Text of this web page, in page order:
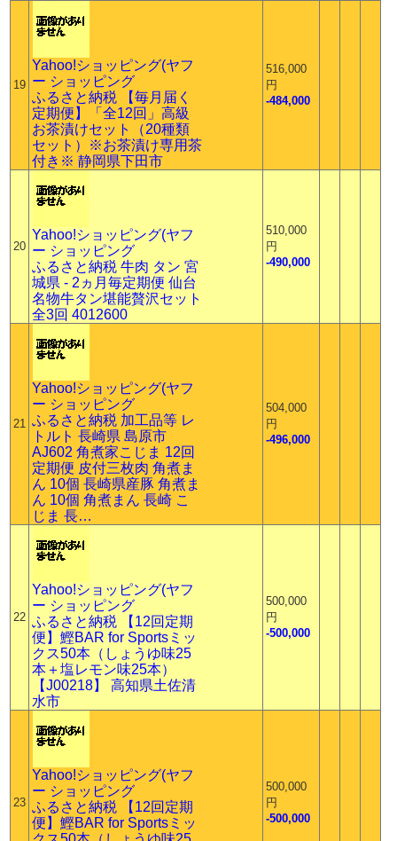
19
Yahoo!ショッピング(ヤフ
ー ショッピング
ふるさと納税 【毎月届く
定期便】「全12回」高級
お茶漬けセット（20種類
セット）※お茶漬け専用茶
付き※ 静岡県下田市
516,000
円
-484,000
20
Yahoo!ショッピング(ヤフ
ー ショッピング
ふるさと納税 牛肉 タン 宮
城県 - 2ヵ月毎定期便 仙台
名物牛タン堪能贅沢セット
全3回 4012600
510,000
円
-490,000
21
Yahoo!ショッピング(ヤフ
ー ショッピング
ふるさと納税 加工品等 レ
トルト 長崎県 島原市
AJ602 角煮家こじま 12回
定期便 皮付三枚肉 角煮ま
ん 10個 長崎県産豚 角煮ま
ん 10個 角煮まん 長崎 こ
じま 長…
504,000
円
-496,000
22
Yahoo!ショッピング(ヤフ
ー ショッピング
ふるさと納税 【12回定期
便】鰹BAR for Sportsミッ
クス50本（しょうゆ味25
本＋塩レモン味25本）
【J00218】 高知県土佐清
水市
500,000
円
-500,000
23
Yahoo!ショッピング(ヤフ
ー ショッピング
ふるさと納税 【12回定期
便】鰹BAR for Sportsミッ
500,000
円
-500,000